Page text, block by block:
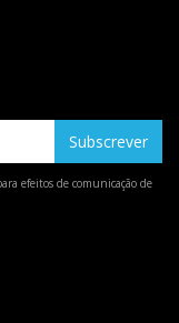
Subscrever
efeitos de comunicação de